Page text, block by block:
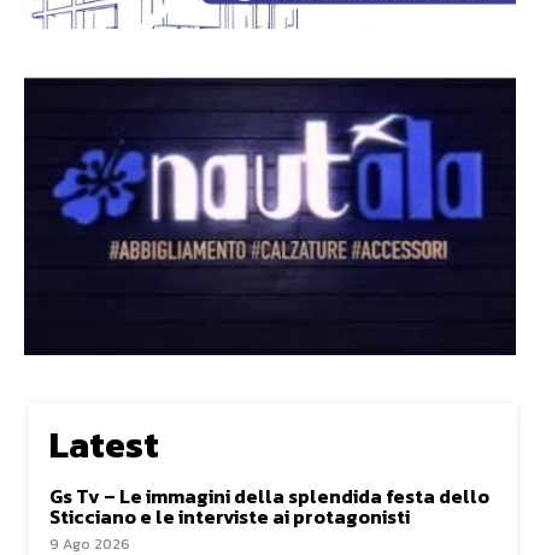
Latest
Gs Tv – Le immagini della splendida festa dello
Sticciano e le interviste ai protagonisti
9 Ago 2026